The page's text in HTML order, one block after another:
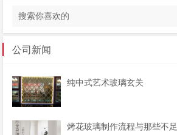
公司新闻
纯中式艺术玻璃玄关
烤花玻璃制作流程与那些不足